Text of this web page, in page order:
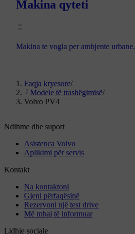
Makina qyteti
Makina te vogla per ambjente urbane.
Faqja kryesore/
Modele të trashëgimisë/
Volvo PV4